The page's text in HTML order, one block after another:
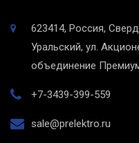
623414, Россия,
Уральский, ул.
объединение
+7-3439-399-559
sale@prelektro.ru